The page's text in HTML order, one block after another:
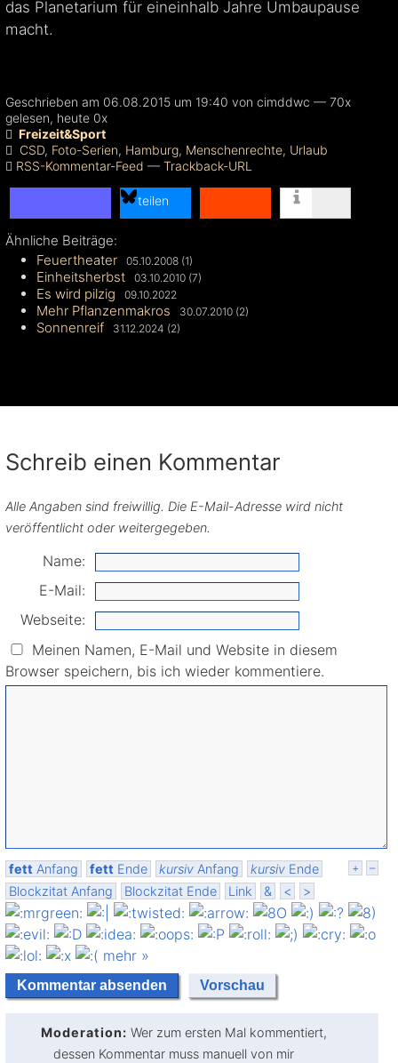
das Planetarium für eineinhalb Jahre Umbaupause
macht.
Geschrieben am 06.08.2015 um 19:40 von cimddwc — 70x
gelesen, heute 0x
Freizeit&Sport
CSD, Foto-Serien, Hamburg, Menschenrechte, Urlaub
RSS-Kommentar-Feed — Trackback-URL
teilen
teilen
Ähnliche Beiträge:
Feuertheater
05.10.2008 (1)
Einheitsherbst 03.10.2010 (7)
Es wird pilzig 09.10.2022
Mehr Pflanzenmakros 30.07.2010 (2)
Sonnenreif 31.12.2024 (2)
Schreib einen Kommentar
Alle Angaben sind freiwillig. Die E-Mail-Adresse wird nicht
veröffentlicht oder weitergegeben.
Name:
E-Mail:
Webseite:
Meinen Namen, E-Mail und Website in diesem
Browser speichern, bis ich wieder kommentiere.
+ –
fett Anfang fett Ende kursiv Anfang kursiv Ende
Blockzitat Anfang
Blockzitat Ende Link & < >
mehr »
Moderation: Wer zum ersten Mal kommentiert,
dessen Kommentar muss manuell von mir